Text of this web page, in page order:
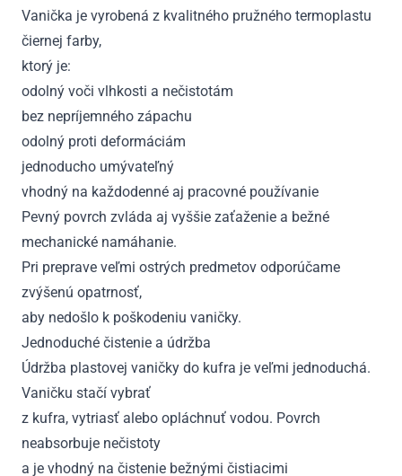
Vanička je vyrobená z kvalitného pružného termoplastu
čiernej farby,
ktorý je:
odolný voči vlhkosti a nečistotám
bez nepríjemného zápachu
odolný proti deformáciám
jednoducho umývateľný
vhodný na každodenné aj pracovné používanie
Pevný povrch zvláda aj vyššie zaťaženie a bežné
mechanické namáhanie.
Pri preprave veľmi ostrých predmetov odporúčame
zvýšenú opatrnosť,
aby nedošlo k poškodeniu vaničky.
Jednoduché čistenie a údržba
Údržba plastovej vaničky do kufra je veľmi jednoduchá.
Vaničku stačí vybrať
z kufra, vytriasť alebo opláchnuť vodou. Povrch
neabsorbuje nečistoty
a je vhodný na čistenie bežnými čistiacimi